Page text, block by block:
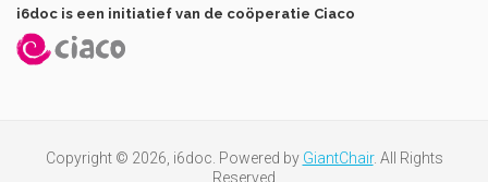
i6doc is een initiatief van de coöperatie Ciaco
Copyright © 2026, i6doc. Powered by GiantChair. All Rights
Reserved